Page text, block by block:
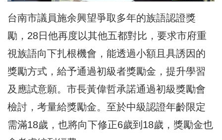
台南市議員施余興望爭取多年的族語認證獎
勵，28日他再度以其他五都對比，要求市府重
視族語向下扎根機會，能透過小額且具誘因的
獎勵方式，給予通過初級者獎勵金，提升學習
及應試意願。市長黃偉哲承諾通過初級獎勵會
檢討，考量給獎勵金。至於中級認證年齡限定
需滿18歲，也將向下修正6歲到18歲，獎勵金也